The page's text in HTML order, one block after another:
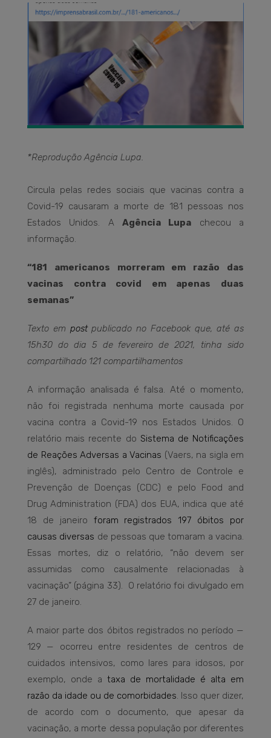
*Reprodução Agência Lupa.
Circula pelas redes sociais que vacinas contra a
Covid-19 causaram a morte de 181 pessoas nos
Estados Unidos. A Agência Lupa checou a
informação.
“181 americanos morreram em razão das
vacinas contra covid em apenas duas
semanas”
Texto em postpublicado no Facebook que, até as
15h30 do dia 5 de fevereiro de 2021, tinha sido
compartilhado 121 compartilhamentos
A informação analisada é falsa. Até o momento,
não foi registrada nenhuma morte causada por
vacina contra a Covid-19 nos Estados Unidos. O
relatório mais recente do Sistema de Notificações
de Reações Adversas a Vacinas (Vaers, na sigla em
inglês), administrado pelo Centro de Controle e
Prevenção de Doenças (CDC) e pelo Food and
Drug Administration (FDA) dos EUA, indica que até
18 de janeiro foram registrados 197 óbitos por
causas diversas de pessoas que tomaram a vacina.
Essas mortes, diz o relatório, “não devem ser
assumidas como causalmente relacionadas à
vacinação” (página 33). O relatório foi divulgado em
27 de janeiro.
A maior parte dos óbitos registrados no período —
129 — ocorreu entre residentes de centros de
cuidados intensivos, como lares para idosos, por
exemplo, onde a taxa de mortalidade é alta em
razão da idade ou de comorbidades . Isso quer dizer,
de acordo com o documento, que apesar da
vacinação, a morte dessa população por diferentes